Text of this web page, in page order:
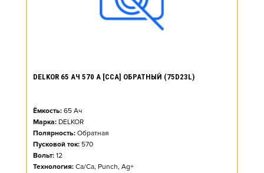
DELKOR 65 АЧ 570 А [CCA] ОБРАТНЫЙ (75D23L)
Ёмкость: 65 Ач
Марка: DELKOR
Полярность: Обратная
Пусковой ток: 570
Вольт: 12
Технология: Ca/Ca, Punch, Ag+